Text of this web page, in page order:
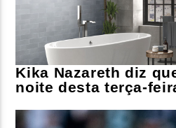
ON FM
Kika Nazareth diz
noite desta terça-